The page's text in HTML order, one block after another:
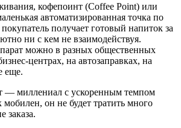
кофепоинт (Coffee Point) или
автоматизированная точка по
получает готовый напиток за
ни с кем не взаимодействуя.
можно в разных общественных
центрах, на автозаправках, на
еще.
— миллениал с ускоренным темпом
он не будет тратить много
заказа.